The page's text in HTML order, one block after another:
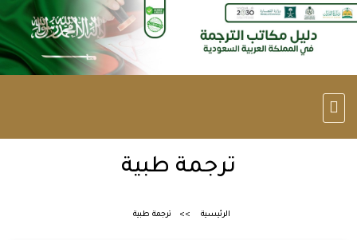
ترجمة طبية
الرئيسية ترجمة طبية